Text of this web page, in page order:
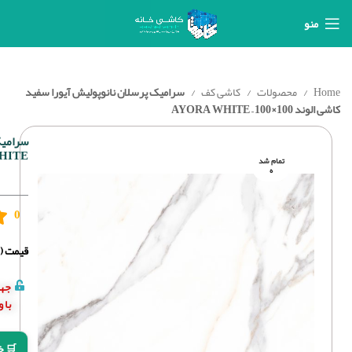
منو
Home محصولات کاشی کف سرامیک پرسلان نانوپولیش آیورا سفید
کاشی الوند 100×100 – AYORA WHITE
تمام شد
ه
0
قیمت